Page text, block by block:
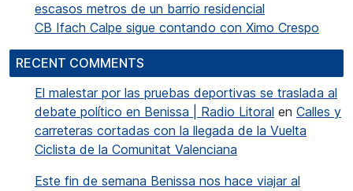
escasos metros de un barrio residencial
CB Ifach Calpe sigue contando con Ximo Crespo
RECENT COMMENTS
El malestar por las pruebas deportivas se traslada al
debate político en Benissa | Radio Litoral en Calles y
carreteras cortadas con la llegada de la Vuelta
Ciclista de la Comunitat Valenciana
Este fin de semana Benissa nos hace viajar al